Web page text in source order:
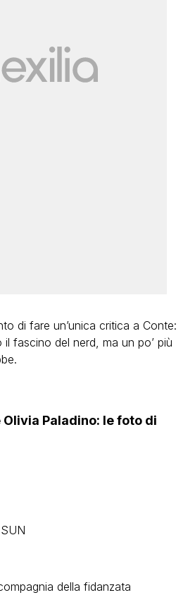
di fare un’unica critica a Conte:
fascino del nerd, ma un po’ più
Olivia Paladino: le foto di
della fidanzata